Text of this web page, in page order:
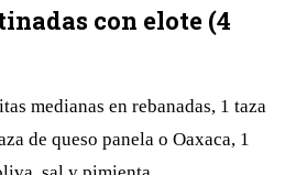
con elote (4
medianas en rebanadas, 1 taza
de queso panela o Oaxaca, 1